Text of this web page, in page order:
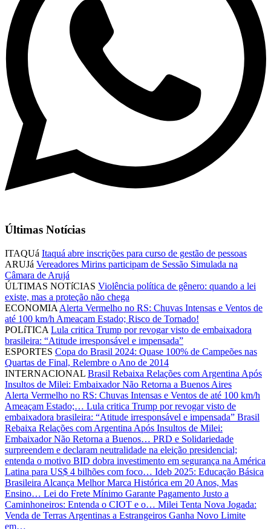
Últimas Notícias
ITAQUá Itaquá abre inscrições para curso de gestão de pessoas
ARUJá Vereadores Mirins participam de Sessão Simulada na
Câmara de Arujá
ÚLTIMAS NOTíCIAS Violência política de gênero: quando a lei
existe, mas a proteção não chega
ECONOMIA Alerta Vermelho no RS: Chuvas Intensas e Ventos de
até 100 km/h Ameaçam Estado; Risco de Tornado!
POLíTICA Lula critica Trump por revogar visto de embaixadora
brasileira: “Atitude irresponsável e impensada”
ESPORTES Copa do Brasil 2024: Quase 100% de Campeões nas
Quartas de Final, Relembre o Ano de 2014
INTERNACIONAL Brasil Rebaixa Relações com Argentina Após
Insultos de Milei: Embaixador Não Retorna a Buenos Aires
Alerta Vermelho no RS: Chuvas Intensas e Ventos de até 100 km/h
Ameaçam Estado;… Lula critica Trump por revogar visto de
embaixadora brasileira: “Atitude irresponsável e impensada” Brasil
Rebaixa Relações com Argentina Após Insultos de Milei:
Embaixador Não Retorna a Buenos… PRD e Solidariedade
surpreendem e declaram neutralidade na eleição presidencial;
entenda o motivo BID dobra investimento em segurança na América
Latina para US$ 4 bilhões com foco… Ideb 2025: Educação Básica
Brasileira Alcança Melhor Marca Histórica em 20 Anos, Mas
Ensino… Lei do Frete Mínimo Garante Pagamento Justo a
Caminhoneiros: Entenda o CIOT e o… Milei Tenta Nova Jogada:
Venda de Terras Argentinas a Estrangeiros Ganha Novo Limite
em…